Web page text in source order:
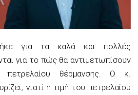
για τα καλά και πολλές
για το πώς θα αντιμετωπίσουν
θέρμανσης. Ο κ.
γιατί η τιμή του πετρελαίου